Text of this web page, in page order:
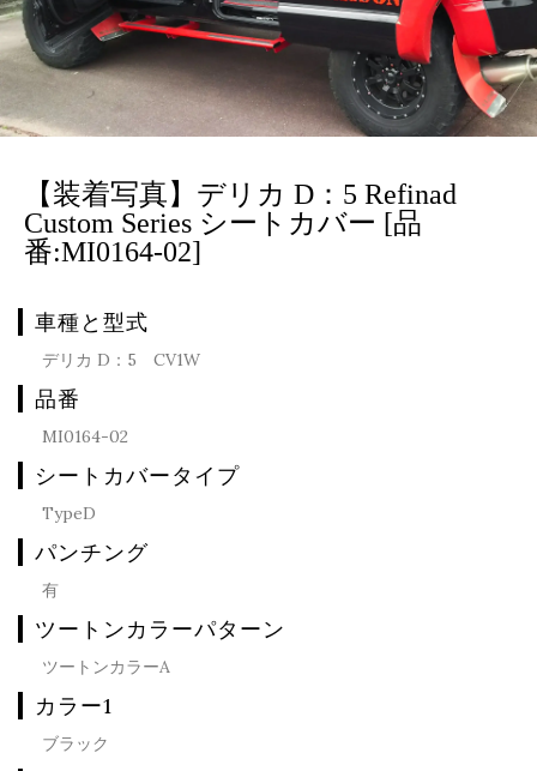
【装着写真】デリカ D：5 Refinad
Custom Series シートカバー [品
番:MI0164-02]
車種と型式
デリカ D：5 CV1W
品番
MI0164-02
シートカバータイプ
TypeD
パンチング
有
ツートンカラーパターン
ツートンカラーA
カラー1
ブラック